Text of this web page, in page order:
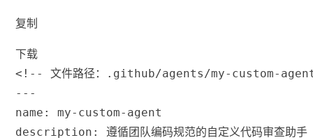
复制
下载
<!-- 文件路径：.github/agents/my-custom-
---
name: my-custom-agent
description: 遵循团队编码规范的自定义代码审查助手